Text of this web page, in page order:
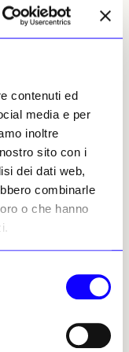
contenuti ed
media e per
inoltre
sito con i
dei dati web,
combinarle
o che hanno
di Bruna Esposito